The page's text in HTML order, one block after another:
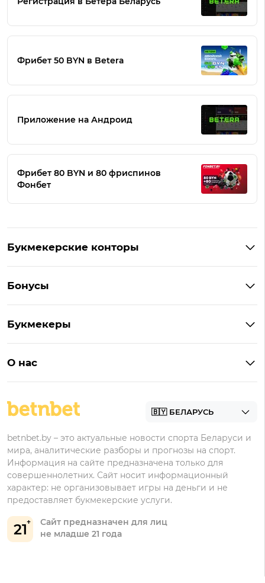
Фрибет 50 BYN в Betera
Приложение на Андроид
Фрибет 80 BYN и 80 фриспинов
Фонбет
Букмекерские конторы
Букмекеры на Андроид
БК для ставок на киберспорт
Бонусы
Бонус на депозит
Бонусы Бетера
Бонусы Винлайн
Букмекеры
Марафонбет
О нас
21
Сайт предназначен для лиц
не младше 21 года
betnbet.by – это актуальные новости спорта Беларуси и
мира, аналитические разборы и прогнозы на спорт.
Информация на сайте предназначена только для
совершеннолетних. Сайт носит информационный
характер: не организовывает игры на деньги и не
предоставляет букмекерские услуги.